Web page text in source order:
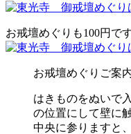
お戒壇めぐりも100円です
お戒壇めぐりご案
はきものをぬいで
の位置にして壁に
中央に参りますと